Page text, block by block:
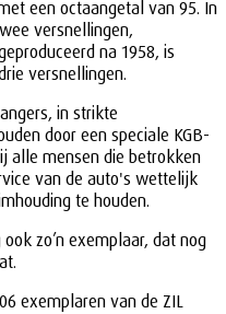
een octaangetal van 95. In
versnellingen,
na 1958, is
versnellingen.
in strikte
door een speciale KGB-
alle mensen die betrokken
van de auto's wettelijk
te houden.
zo’n exemplaar, dat nog
exemplaren van de ZIL